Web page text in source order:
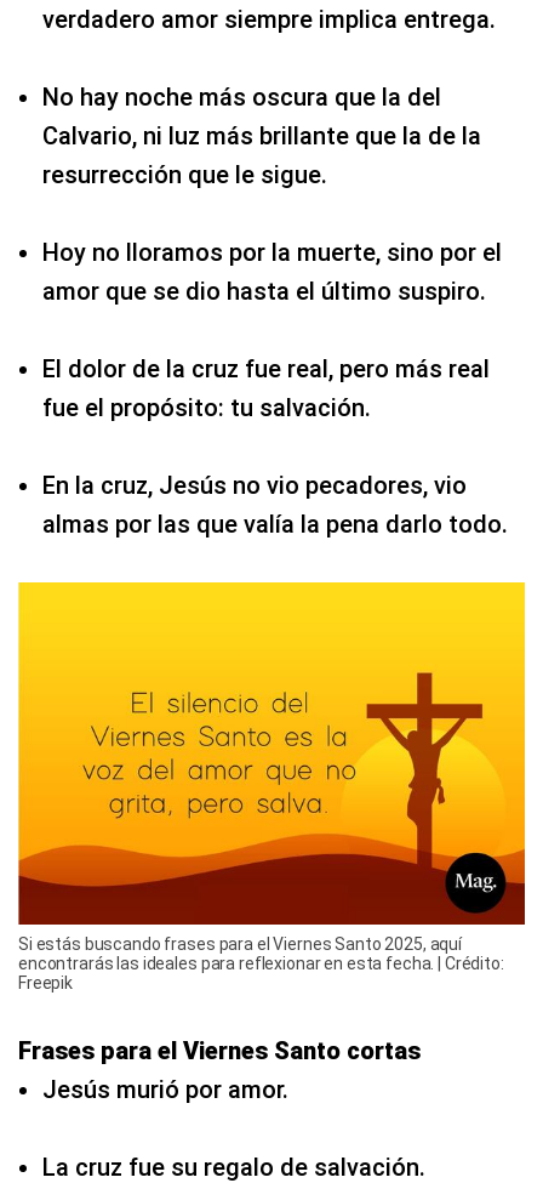
verdadero amor siempre implica entrega.
No hay noche más oscura que la del
Calvario, ni luz más brillante que la de la
resurrección que le sigue.
Hoy no lloramos por la muerte, sino por el
amor que se dio hasta el último suspiro.
El dolor de la cruz fue real, pero más real
fue el propósito: tu salvación.
En la cruz, Jesús no vio pecadores, vio
almas por las que valía la pena darlo todo.
Si estás buscando frases para el Viernes Santo 2025, aquí
encontrarás las ideales para reflexionar en esta fecha. | Crédito:
Freepik
Frases para el Viernes Santo cortas
Jesús murió por amor.
La cruz fue su regalo de salvación.